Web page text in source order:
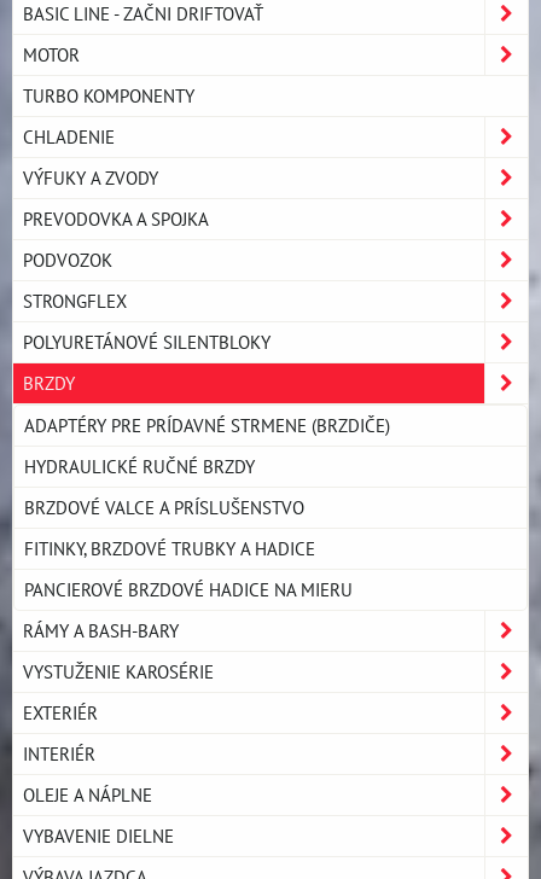
BASIC LINE - ZAČNI DRIFTOVAŤ
MOTOR
TURBO KOMPONENTY
CHLADENIE
VÝFUKY A ZVODY
PREVODOVKA A SPOJKA
PODVOZOK
STRONGFLEX
POLYURETÁNOVÉ SILENTBLOKY
BRZDY
ADAPTÉRY PRE PRÍDAVNÉ STRMENE (BRZDIČE)
HYDRAULICKÉ RUČNÉ BRZDY
BRZDOVÉ VALCE A PRÍSLUŠENSTVO
FITINKY, BRZDOVÉ TRUBKY A HADICE
PANCIEROVÉ BRZDOVÉ HADICE NA MIERU
RÁMY A BASH-BARY
VYSTUŽENIE KAROSÉRIE
EXTERIÉR
INTERIÉR
OLEJE A NÁPLNE
VYBAVENIE DIELNE